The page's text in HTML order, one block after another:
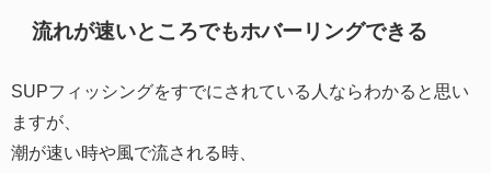
流れが速いところでもホバーリングできる
SUPフィッシングをすでにされている人ならわかると思い
ますが、
潮が速い時や風で流される時、